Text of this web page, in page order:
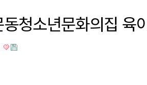
청소년문화의집 육